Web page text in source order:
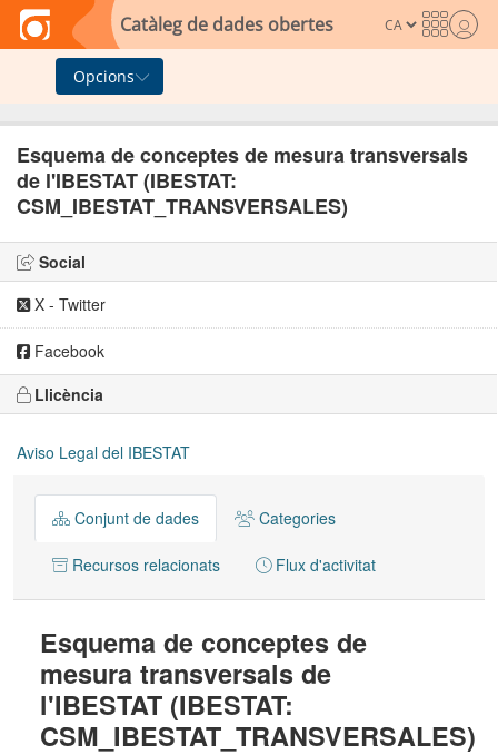
Skip to main content
Catàleg de dades obertes
Opcions
Esquema de conceptes de mesura transversals
de l'IBESTAT (IBESTAT:
CSM_IBESTAT_TRANSVERSALES)
Social
X - Twitter
Facebook
Llicència
Aviso Legal del IBESTAT
Conjunt de dades Categories
Recursos relacionats Flux d'activitat
Esquema de conceptes de
mesura transversals de
l'IBESTAT (IBESTAT:
CSM_IBESTAT_TRANSVERSALES)